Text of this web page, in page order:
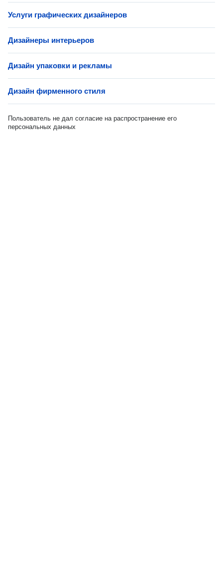
Услуги графических дизайнеров
Дизайнеры интерьеров
Дизайн упаковки и рекламы
Дизайн фирменного стиля
Пользователь не дал согласие на распространение его
персональных данных